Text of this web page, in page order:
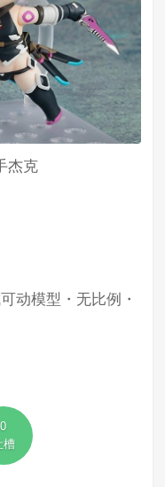
杰克
动模型・无比例・
0
槽